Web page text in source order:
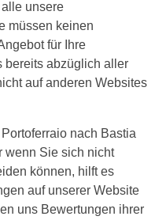
unsere
müssen keinen
für Ihre
bereits abzüglich aller
auf anderen Websites
nach Bastia
wenn Sie sich nicht
können, hilft es
auf unserer Website
uns Bewertungen ihrer